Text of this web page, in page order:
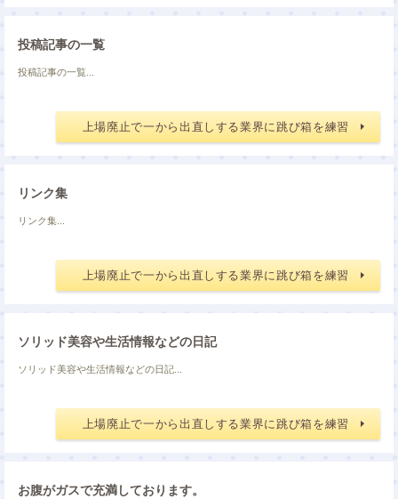
投稿記事の一覧
投稿記事の一覧...
上場廃止で一から出直しする業界に跳び箱を練習
リンク集
リンク集...
上場廃止で一から出直しする業界に跳び箱を練習
ソリッド美容や生活情報などの日記
ソリッド美容や生活情報などの日記...
上場廃止で一から出直しする業界に跳び箱を練習
お腹がガスで充満しております。